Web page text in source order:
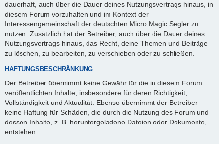
dauerhaft, auch über die Dauer deines Nutzungsvertrags hinaus, in
diesem Forum vorzuhalten und im Kontext der
Interessengemeinschaft der deutschten Micro Magic Segler zu
nutzen. Zusätzlich hat der Betreiber, auch über die Dauer deines
Nutzungsvertrags hinaus, das Recht, deine Themen und Beiträge
zu löschen, zu bearbeiten, zu verschieben oder zu schließen.
HAFTUNGSBESCHRÄNKUNG
Der Betreiber übernimmt keine Gewähr für die in diesem Forum
veröffentlichten Inhalte, insbesondere für deren Richtigkeit,
Vollständigkeit und Aktualität. Ebenso übernimmt der Betreiber
keine Haftung für Schäden, die durch die Nutzung des Forum und
dessen Inhalte, z. B. heruntergeladene Dateien oder Dokumente,
entstehen.